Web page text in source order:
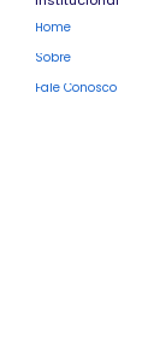
Home
Sobre
Fale Conosco